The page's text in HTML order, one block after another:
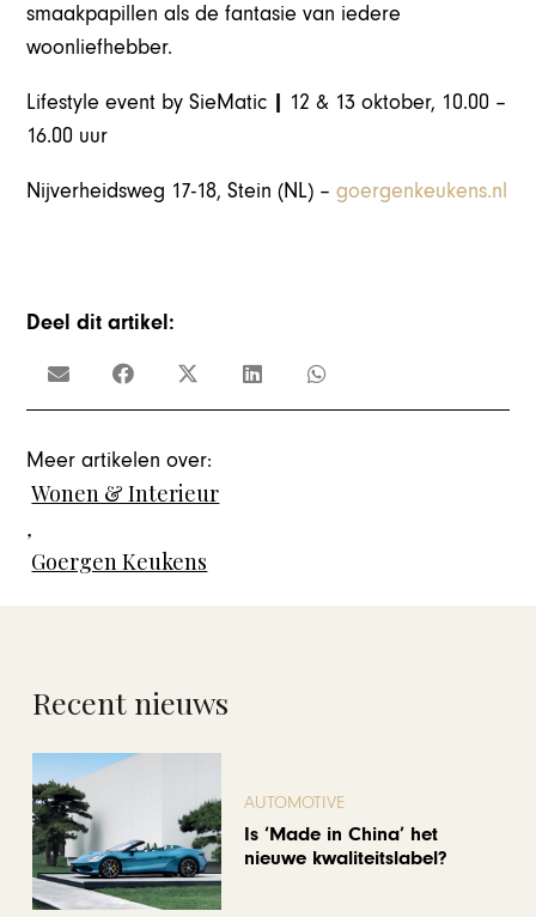
smaakpapillen als de fantasie van iedere
woonliefhebber.
Lifestyle event by SieMatic | 12 & 13 oktober, 10.00 –
16.00 uur
Nijverheidsweg 17-18, Stein (NL) –goergenkeukens.nl
Deel dit artikel:
Meer artikelen over:
Wonen & Interieur
,
Goergen Keukens
Recent nieuws
AUTOMOTIVE
Is ‘Made in China’ het
nieuwe kwaliteitslabel?